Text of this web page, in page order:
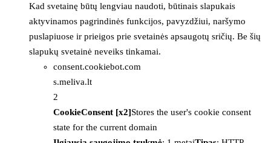
Kad svetainę būtų lengviau naudoti, būtinais slapukais
aktyvinamos pagrindinės funkcijos, pavyzdžiui, naršymo
puslapiuose ir prieigos prie svetainės apsaugotų sričių. Be šių
slapukų svetainė neveiks tinkamai.
consent.cookiebot.com
s.meliva.lt
2
CookieConsent [x2]Stores the user's cookie consent
state for the current domain